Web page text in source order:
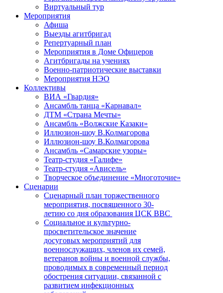
Виртуальный тур
Мероприятия
Афиша
Выезды агитбригад
Репертуарный план
Мероприятия в Доме Офицеров
Агитбригады на учениях
Военно-патриотические выставки
Мероприятия НЭО
Коллективы
ВИА «Гвардия»
Ансамбль танца «Карнавал»
ДТМ «Страна Мечты»
Ансамбль «Волжские Казаки»
Иллюзион-шоу В.Колмагорова
Иллюзион-шоу В.Колмагорова
Ансамбль «Самарские узоры»
Театр-студия «Галифе»
Театр-студия «Ависель»
Творческое объединение «Многоточие»
Сценарии
Сценарный план торжественного
мероприятия, посвященного 30-
летию со дня образования ЦСК ВВС
Социальное и культурно-
просветительское значение
досуговых мероприятий для
военнослужащих, членов их семей,
ветеранов войны и военной службы,
проводимых в современный период
обострения ситуации, связанной с
развитием инфекционных